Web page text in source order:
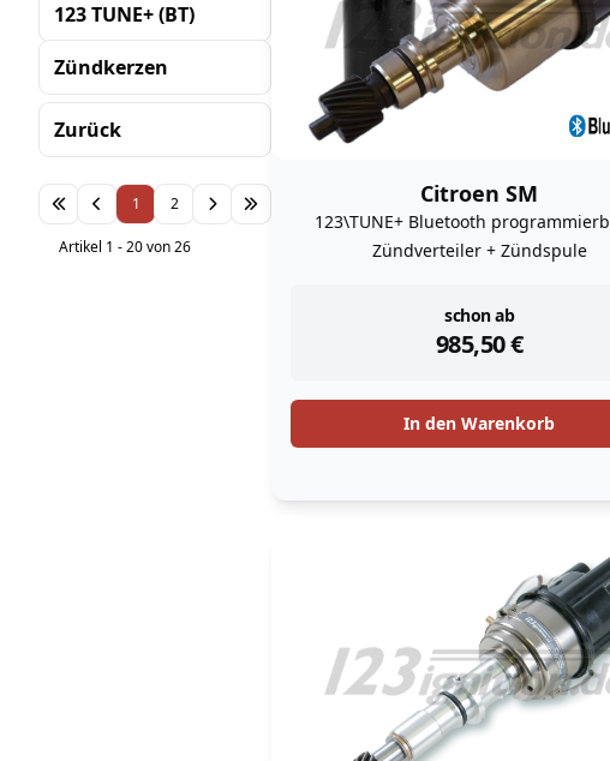
123 TUNE+ (BT)
Zündkerzen
Zurück
Sortierung
1 2
Artikel 1 - 20 von 26
Citroen SM
123\TUNE+ Bluetooth
Zündverteiler + Zündspule
schon ab
985,50€
instock
In den Warenkorb